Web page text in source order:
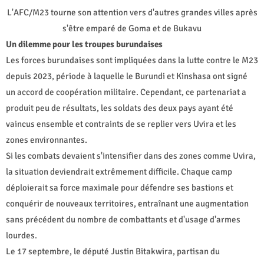
L'AFC/M23 tourne son attention vers d'autres grandes villes après
s'être emparé de Goma et de Bukavu
Un dilemme pour les troupes burundaises
Les forces burundaises sont impliquées dans la lutte contre le M23
depuis 2023, période à laquelle le Burundi et Kinshasa ont signé
un accord de coopération militaire. Cependant, ce partenariat a
produit peu de résultats, les soldats des deux pays ayant été
vaincus ensemble et contraints de se replier vers Uvira et les
zones environnantes.
Si les combats devaient s'intensifier dans des zones comme Uvira,
la situation deviendrait extrêmement difficile. Chaque camp
déploierait sa force maximale pour défendre ses bastions et
conquérir de nouveaux territoires, entraînant une augmentation
sans précédent du nombre de combattants et d'usage d'armes
lourdes.
Le 17 septembre, le député Justin Bitakwira, partisan du